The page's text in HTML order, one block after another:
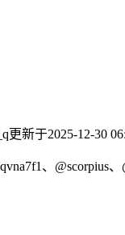
更新于2025-12-30
、@scorpius